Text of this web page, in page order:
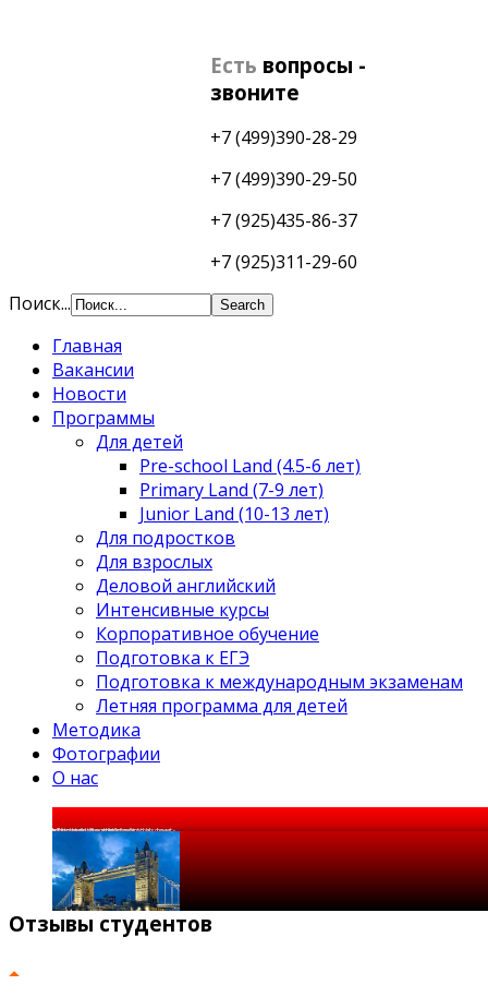
Есть вопросы -
звоните
+7 (499)390-28-29
+7 (499)390-29-50
+7 (925)435-86-37
+7 (925)311-29-60
Поиск...
Главная
Вакансии
Новости
Программы
Для детей
Pre-school Land (4.5-6 лет)
Primary Land (7-9 лет)
Junior Land (10-13 лет)
Для подростков
Для взрослых
Деловой английский
Интенсивные курсы
Корпоративное обучение
Подготовка к ЕГЭ
Подготовка к международным экзаменам
Летняя программа для детей
Методика
Фотографии
О нас
«If you talk to a man in
a language he understands, that goes
to his head. If you talk to him
in his language, that goes to his heart».
Отзывы студентов